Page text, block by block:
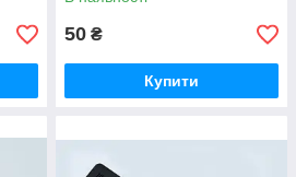
50 ₴
Купити